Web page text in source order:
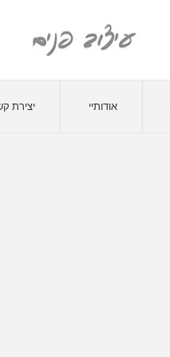
אודותיי יצירת